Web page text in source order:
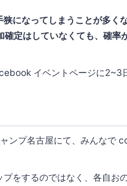
になってしまうことが多く
定はしていなくても、確率
イベントページに2~3
ンプ名古屋にて、みんなで
をするのではなく、各自お